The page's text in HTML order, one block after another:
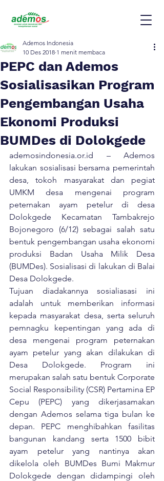
PEPC dan Ademos
Sosialisasikan Program
Pengembangan Usaha
Ekonomi Produksi
BUMDes di Dolokgede
Ademos Indonesia
10 Des 2018 1 menit membaca
ademosindonesia.or.id – Ademos
lakukan sosialisasi bersama pemerintah
desa, tokoh masyarakat dan pegiat
UMKM desa mengenai program
peternakan ayam petelur di desa
Dolokgede Kecamatan Tambakrejo
Bojonegoro (6/12) sebagai salah satu
bentuk pengembangan usaha ekonomi
produksi Badan Usaha Milik Desa
(BUMDes). Sosialisasi di lakukan di Balai
Desa Dolokgede.
Tujuan diadakannya sosialiasasi ini
adalah untuk memberikan informasi
kepada masyarakat desa, serta seluruh
pemnagku kepentingan yang ada di
desa mengenai program peternakan
ayam petelur yang akan dilakukan di
Desa Dolokgede. Program ini
merupakan salah satu bentuk Corporate
Social Responsibility (CSR) Pertamina EP
Cepu (PEPC) yang dikerjasamakan
dengan Ademos selama tiga bulan ke
depan. PEPC menghibahkan fasilitas
bangunan kandang serta 1500 bibit
ayam petelur yang nantinya akan
dikelola oleh BUMDes Bumi Makmur
Dolokgede dengan didampingi oleh